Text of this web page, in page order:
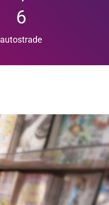
6
autostrade